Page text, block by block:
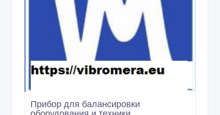
Прибор для балансировки